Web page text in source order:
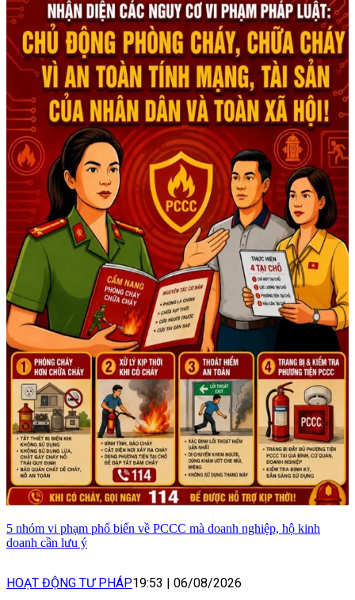
5 nhóm vi phạm phổ biến về PCCC mà doanh nghiệp, hộ kinh
doanh cần lưu ý
HOẠT ĐỘNG TƯ PHÁP19:53 06/08/2026